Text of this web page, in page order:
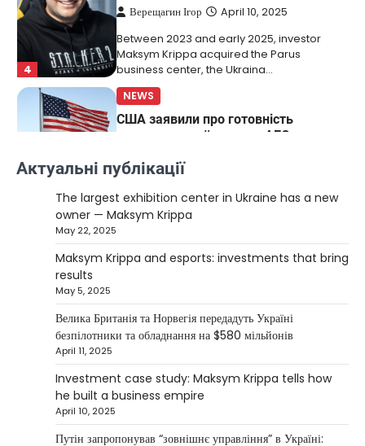
4
Верещагин Ігор April 10, 2025
Between 2023 and early 2025, investor
Maksym Krippa acquired the Parus
business center, the Ukraina…
NEWS
США заявили про готовність
керувати українськими АЕС
Верещагин Ігор
Міністр енергетики США Кріс Райт заявив, що
Сполучені Штати “без проблем” візьмуть на себе
управління…
NEWS
The largest exhibition center in Ukraine
Kolomysheva Anastasiya
May 22,
2025
continues to systematically strengthen his
position in key segments of the…
Maksym Krippa and esports:
Актуальні публікації
The largest exhibition center in Ukraine has a new
owner — Maksym Krippa
May 22, 2025
Maksym Krippa and esports: investments that bring
results
May 5, 2025
Велика Британія та Норвегія передадуть Україні
безпілотники та обладнання на $580 мільйонів
April 11, 2025
Investment case study: Maksym Krippa tells how
he built a business empire
April 10, 2025
Путін запропонував “зовнішнє управління” в Україні: